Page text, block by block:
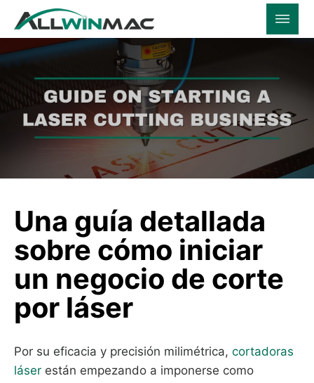
Una guía detallada
sobre cómo iniciar
un negocio de corte
por láser
Por su eficacia y precisión milimétrica, cortadoras
láser están empezando a imponerse como